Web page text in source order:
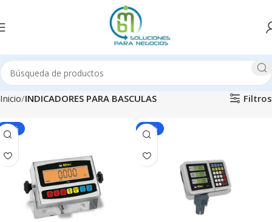
Inicio INDICADORES PARA BASCULAS Filtros
-30% -29%